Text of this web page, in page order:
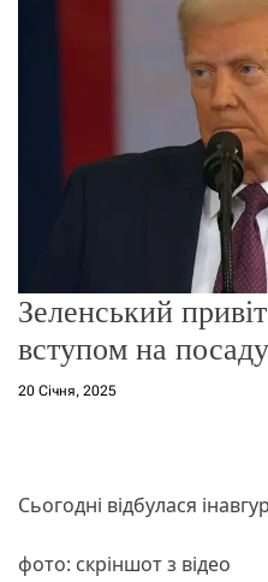
Зеленський
вступом на
20 Січня, 2025
Сьогодні відбулася
фото: скріншот з відео